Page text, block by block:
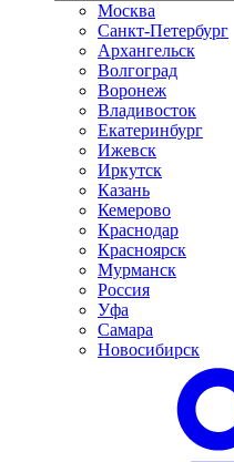
Москва
Санкт-Петербург
Архангельск
Волгоград
Воронеж
Владивосток
Екатеринбург
Ижевск
Иркутск
Казань
Кемерово
Краснодар
Красноярск
Мурманск
Россия
Уфа
Самара
Новосибирск